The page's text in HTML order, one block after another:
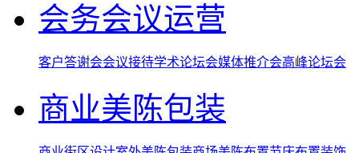
会务会议运营
客户答谢会会议接待学术论坛会媒体推介会高峰论坛会
商业美陈包装